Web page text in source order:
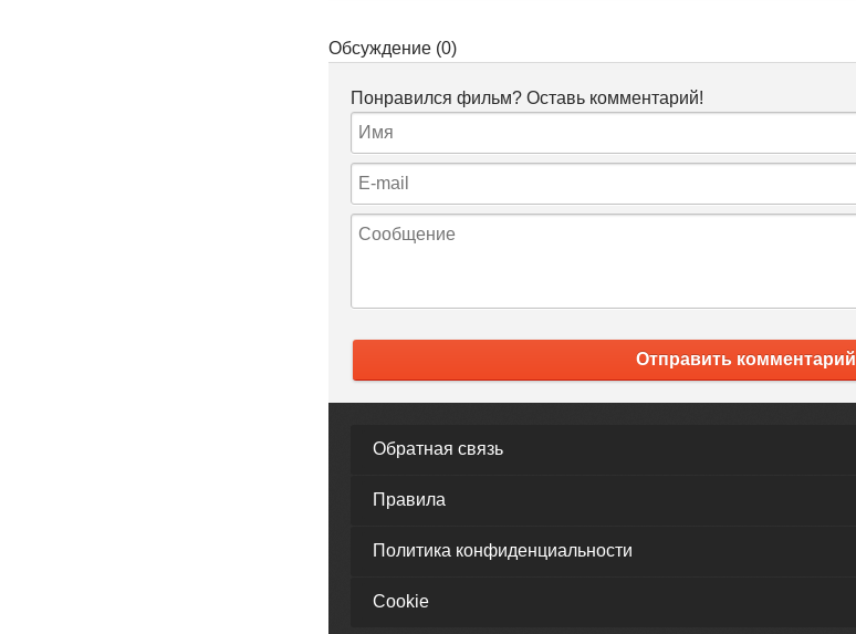
Обсуждение (0)
Понравился фильм? Оставь комментарий!
Отправить комментарий
Обратная связь
Правила
Политика конфиденциальности
Cookie